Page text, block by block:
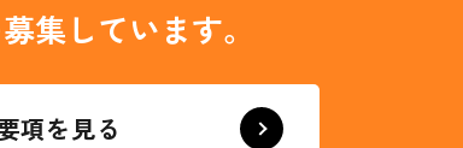
集しています。
項を見る